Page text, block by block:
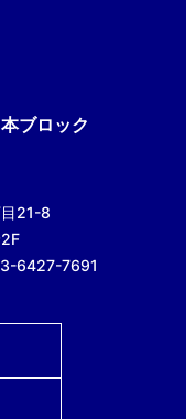
ブロック
目21-8
6427-7691